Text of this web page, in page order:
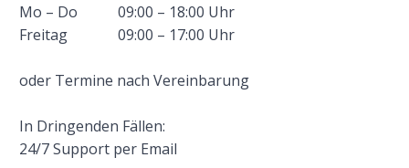
Mo – Do
09:00 – 18:00 Uhr
Freitag
09:00 – 17:00 Uhr
oder Termine nach Vereinbarung
In Dringenden Fällen:
24/7 Support per Email